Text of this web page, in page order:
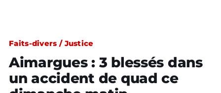
Faits-divers / Justice
Aimargues : 3 blessés dans
un accident de quad ce